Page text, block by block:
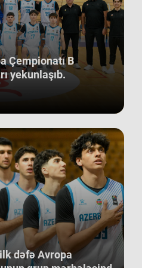
komandamızın yer aldığı qrupun
ağırlığı və rəqiblərin səviyyəsi bu
nəticənin adi bir nəticə olmadığını
göstərir. Bunu qrup mərhələsində
qarşılaşdığımız komandaların
çempionatın sonundakı yekun
mövqeləri də aydın sübut edir. Belə ki,
qrupdakı ən güclü rəqibimiz olan
İsveç millisi çempionatın bürünc
5-cisi olub. Şimali Makedoniya
yığması isə ilk onluqda qərarlaşaraq
çempionatı 9-cu sırada bitirib.
Millimiz çempionat boyu göstərdiyi
əzmkar oyun sayəsində ümumi
sıralamada düz 10 ölkəni geridə
qoymağı bacarıb. Basketbolçularımız
turnir cədvəlində Niderland, İsveçrə,
Kipr, Gürcüstan, Danimarka, Estoniya,
Slovakiya, Ermənistan, Albaniya və
Kosovo kimi komandaları üstəliyə
bilib. ​Belə bir gərgin rəqabət
mühitində qazanılan 11-ci yer gənc
basketbolçularımız üçün həm böyük
Çempionatı B
yekunlaşıb.
dəfə Avropa